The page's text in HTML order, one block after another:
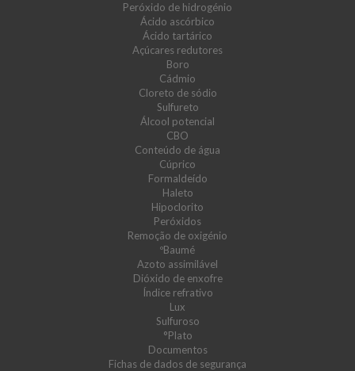
Peróxido de hidrogénio
Ácido ascórbico
Ácido tartárico
Açúcares redutores
Boro
Cádmio
Cloreto de sódio
Sulfureto
Álcool potencial
CBO
Conteúdo de água
Cúprico
Formaldeído
Haleto
Hipoclorito
Peróxidos
Remoção de oxigénio
ºBaumé
Azoto assimilável
Dióxido de enxofre
Índice refrativo
Lux
Sulfuroso
°Plato
Documentos
Fichas de dados de segurança